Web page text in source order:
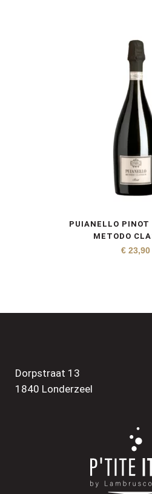
PUIANELLO
METODO
€ 23,90
Dorpstraat 13
1840 Londerzeel